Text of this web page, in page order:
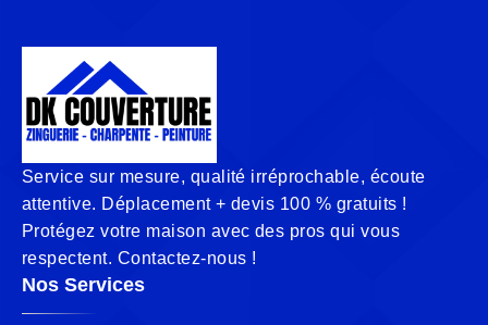
Service sur mesure, qualité irréprochable, écoute
attentive. Déplacement + devis 100 % gratuits !
Protégez votre maison avec des pros qui vous
respectent. Contactez-nous !
Nos Services